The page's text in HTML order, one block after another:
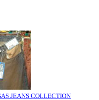
JEANS COLLECTION